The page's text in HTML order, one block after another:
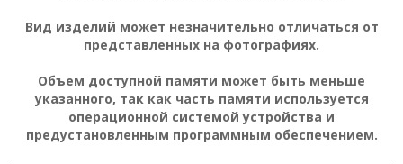
Вид изделий может незначительно отличаться от
представленных на фотографиях.
Объем доступной памяти может быть меньше
указанного, так как часть памяти используется
операционной системой устройства и
предустановленным программным обеспечением.